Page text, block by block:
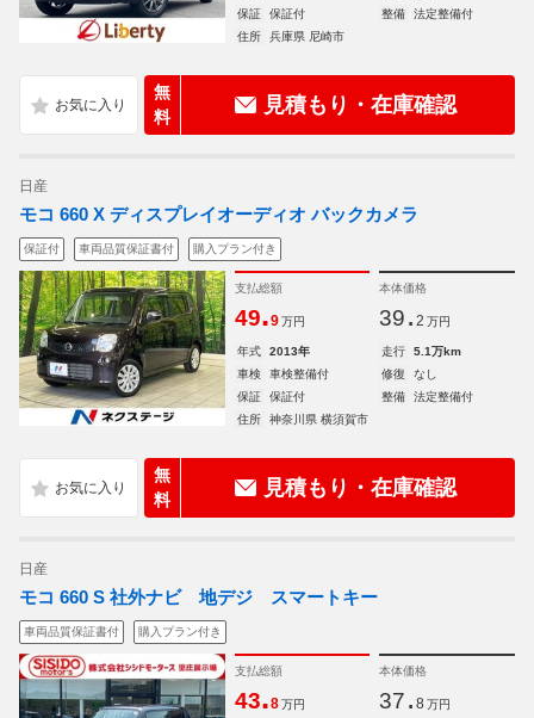
保証
保証付 整備
法定整備付
住所
兵庫県 尼崎市
無
料
見積もり・在庫確認
日産
モコ 660 X ディスプレイオーディオ バックカメラ
保証付 車両品質保証書付 購入プラン付き
支払総額
49.9 万円
本体価格
39. 2 万円
年式 2013年 走行
5.1万km
車検
車検整備付 修復
なし
保証
保証付 整備
法定整備付
住所
神奈川県 横須賀市
無
料
見積もり・在庫確認
日産
モコ 660 S 社外ナビ 地デジ スマートキー
車両品質保証書付 購入プラン付き
支払総額
43.8 万円
本体価格
37. 8 万円